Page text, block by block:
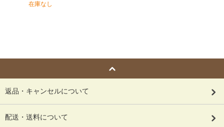
在庫なし
返品・キャンセルについて
配送・送料について